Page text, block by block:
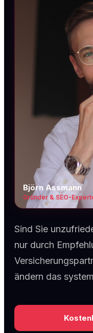
Björn Assmann
Gründer & SEO-
Sind Sie
nur durch
ändern das